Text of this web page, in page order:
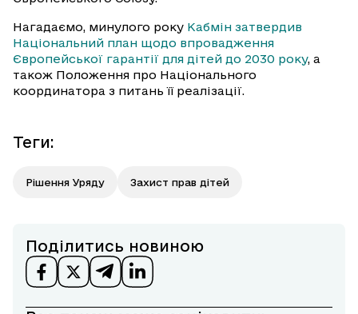
Нагадаємо, минулого року Кабмін затвердив
Національний план щодо впровадження
Європейської гарантії для дітей до 2030 року, а
також Положення про Національного
координатора з питань її реалізації.
Теги:
Рішення Уряду Захист прав дітей
Поділитись новиною